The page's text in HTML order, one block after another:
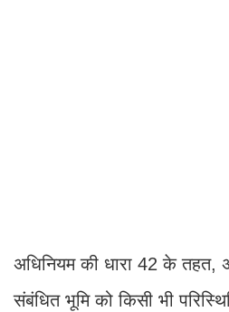
अधिनियम की धारा 42 के तहत,
संबंधित भूमि को किसी भी